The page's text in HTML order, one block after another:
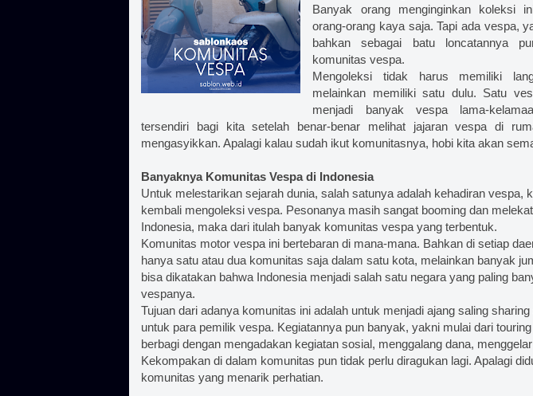
tanjungpinang , sablon kaos
kaos kupang, sablon kaos jambi,
kaos bogor, sablon kaos
madium, sablon kaos sabang ,
kaos balikpapan, sablon kaos
kaos satuan, sablon kaos lusinan.
Banyak orang menginginkan koleksi
orang-orang kaya saja. Tapi ada vespa,
bahkan sebagai batu loncatannya
komunitas vespa.
Mengoleksi tidak harus memiliki
melainkan memiliki satu dulu. Satu
menjadi banyak vespa lama-
tersendiri bagi kita setelah benar-benar melihat jajaran vespa di
mengasyikkan. Apalagi kalau sudah ikut komunitasnya, hobi kita akan
Banyaknya Komunitas Vespa di Indonesia
Untuk melestarikan sejarah dunia, salah satunya adalah kehadiran vespa,
kembali mengoleksi vespa. Pesonanya masih sangat booming dan
Indonesia, maka dari itulah banyak komunitas vespa yang terbentuk.
Komunitas motor vespa ini bertebaran di mana-mana. Bahkan di setiap
hanya satu atau dua komunitas saja dalam satu kota, melainkan banyak
bisa dikatakan bahwa Indonesia menjadi salah satu negara yang paling
vespanya.
Tujuan dari adanya komunitas ini adalah untuk menjadi ajang saling
untuk para pemilik vespa. Kegiatannya pun banyak, yakni mulai dari
berbagi dengan mengadakan kegiatan sosial, menggalang dana,
Kekompakan di dalam komunitas pun tidak perlu diragukan lagi. Apalagi
komunitas yang menarik perhatian.